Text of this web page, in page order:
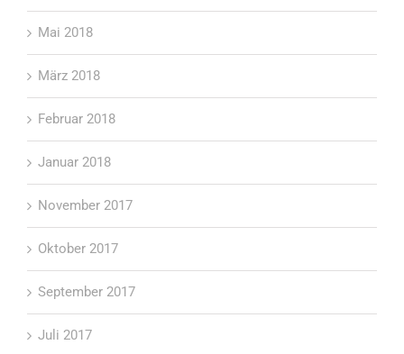
Mai 2018
März 2018
Februar 2018
Januar 2018
November 2017
Oktober 2017
September 2017
Juli 2017